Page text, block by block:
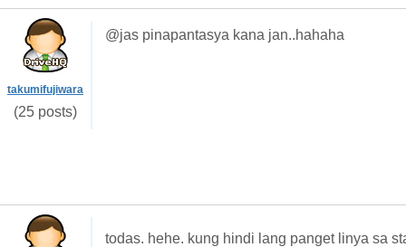
takumifujiwara
(25 posts)
@jas pinapantasya kana jan..hahaha
todas. hehe. kung hindi lang panget linya sa